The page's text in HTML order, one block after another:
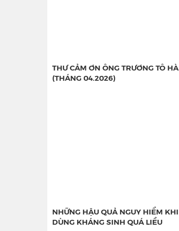
THƯ CẢM ƠN ÔNG TRƯƠNG TÔ HÀ
(THÁNG 04.2026)
NHỮNG HẬU QUẢ NGUY HIỂM KHI
DÙNG KHÁNG SINH QUÁ LIỀU